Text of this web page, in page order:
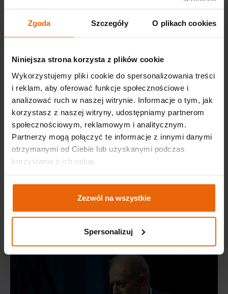
Zgoda Szczegóły O plikach cookies
Niniejsza strona korzysta z plików cookie
Wykorzystujemy pliki cookie do spersonalizowania treści
i reklam, aby oferować funkcje społecznościowe i
analizować ruch w naszej witrynie. Informacje o tym, jak
korzystasz z naszej witryny, udostępniamy partnerom
społecznościowym, reklamowym i analitycznym.
Partnerzy mogą połączyć te informacje z innymi danymi
otrzymanymi od Ciebie lub uzyskanymi podczas
korzystania z ich usług.
Zezwól na wszystkie
Spersonalizuj